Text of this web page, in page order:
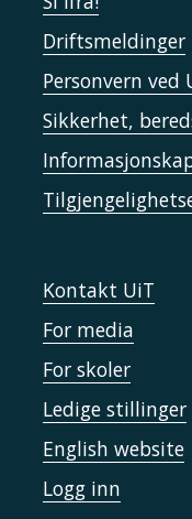
Driftsmeldinger
Personvern ved
Sikkerhet,
Kontakt UiT
For media
For skoler
Ledige stillinger
English website
Logg inn